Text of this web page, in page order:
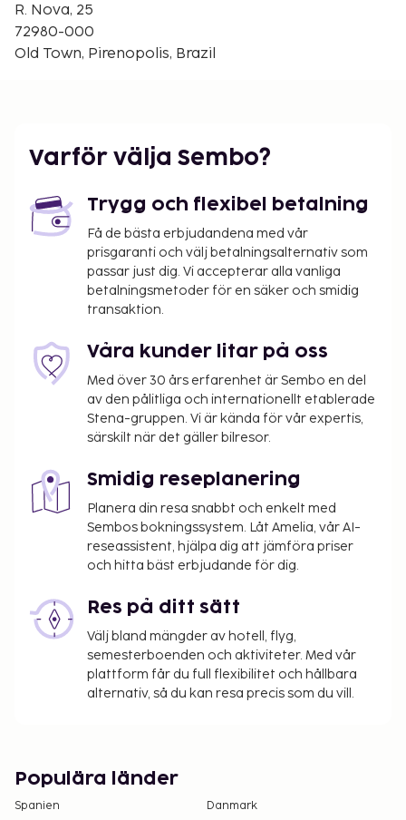
Lilla stranden vid Poção da Ponte - 0,7 km
Igreja de Nosso Senhor do Bonfim (kyrka) - 1,1 km
dagligen mellan 08.00 och 10.30.
beroende på vistelsens längd)
Inga avgifter tas ut för assistanshundar
Det är möjligt att listan ovan inte är fullständig,
samt att avgifter och depositioner inte inkluderar
skatt. Observera att dessa kan komma att ändras.
barn under 18 år måste uppvisa barnets
födelsebevis och fotolegitimation (t.ex. pass)
vid incheckning. Om endast en av föräldrarna
reser internationellt till Brasilien med barnet,
måste denna person dessutom uppvisa
den andre föräldern, i tillägg till barnets
födelsebevis och fotolegitimation. Föräldrar
eller vårdnadshavare som inte kan eller vill
uppvisa en sådan attest måste inneha juridisk
attest. Resenärer som planerar att resa till
Brasilien med barn bör kontakta ett
brasilianskt konsulatkontor innan resan för
ytterligare information.
R. Nova, 25
72980-000
Old Town, Pirenopolis, Brazil
Varför välja Sembo?
Trygg och flexibel betalning
Få de bästa erbjudandena med vår
prisgaranti och välj betalningsalternativ som
passar just dig. Vi accepterar alla vanliga
betalningsmetoder för en säker och smidig
transaktion.
Våra kunder litar på oss
Med över 30 års erfarenhet är Sembo en del
av den pålitliga och internationellt etablerade
Stena-gruppen. Vi är kända för vår expertis,
särskilt när det gäller bilresor.
Smidig reseplanering
Planera din resa snabbt och enkelt med
Sembos bokningssystem. Låt Amelia, vår AI-
reseassistent, hjälpa dig att jämföra priser
och hitta bäst erbjudande för dig.
Res på ditt sätt
Välj bland mängder av hotell, flyg,
semesterboenden och aktiviteter. Med vår
plattform får du full flexibilitet och hållbara
alternativ, så du kan resa precis som du vill.
Populära länder
Spanien
Danmark